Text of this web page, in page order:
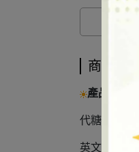
商品介紹
產品說明
代糖的一種
英文：